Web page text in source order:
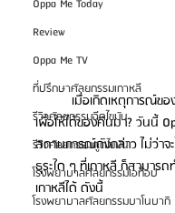
Oppa Me Today
Review
Oppa Me TV
ที่ปรึกษาศัลยกรรมเกาหลี
รีวิวศัลยกรรมฉีดไขมัน
รีวิวศัลยกรรมดูดไขมัน
โรงพยาบาลศัลยกรรมเอท็อป
โรงพยาบาลศัลยกรรมบาโนบากิ
เมื่อเกิดเหตุการณ์ข
เพื่อให้ได้ของคืนมา? วันนี้
สถานการณ์ดังกล่าว ไม่ว่าจ
ธุระใด ๆ ที่เกาหลี ก็สามาร
เกาหลีได้ ดังนี้